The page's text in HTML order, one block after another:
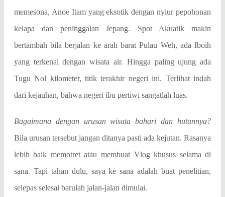
memesona, Anoe Itam yang eksotik dengan nyiur pepohonan
kelapa dan peninggalan Jepang. Spot Akuatik makin
bertambah bila berjalan ke arah barat Pulau Weh, ada Iboih
yang terkenal dengan wisata air. Hingga paling ujung ada
Tugu Nol kilometer, titik terakhir negeri ini. Terlihat indah
dari kejauhan, bahwa negeri ibu pertiwi sangatlah luas.
Bagaimana dengan urusan wisata bahari dan hutannya?
Bila urusan tersebut jangan ditanya pasti ada kejutan. Rasanya
lebih baik memotret atau membuat Vlog khusus selama di
sana. Tapi tahan dulu, saya ke sana adalah buat penelitian,
selepas selesai barulah jalan-jalan dimulai.